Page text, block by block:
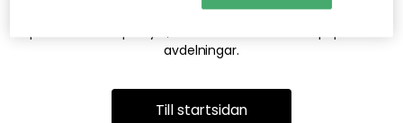
flyttats. Vi ber om ursäkt för besväret. I menyn ovan kan du
avdelningar.
Till startsidan